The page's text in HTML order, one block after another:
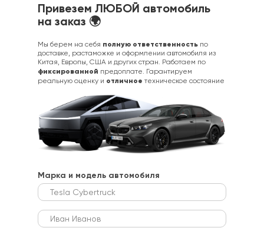
Привезем ЛЮБОЙ автомобиль
на заказ 🌍
Мы берем на себя полную ответственность по
доставке, растаможке и оформлении автомобиля из
Китая, Европы, США и других стран. Работаем по
фиксированной предоплате. Гарантируем
реальную оценку и отличное техническое состояние
Марка и модель автомобиля